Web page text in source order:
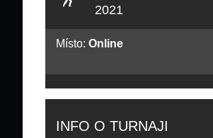
2021
Místo: Online
INFO O TURNAJI